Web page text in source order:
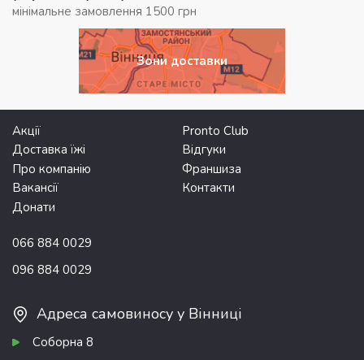
мінімальне замовлення 1500 грн
Зони доставки
Акції
Pronto Club
Доставка їжі
Відгуки
Про компанію
Франшиза
Вакансії
Контакти
Донати
066 884 0029
096 884 0029
Адреса самовиносу у Вінниці
Соборна 8